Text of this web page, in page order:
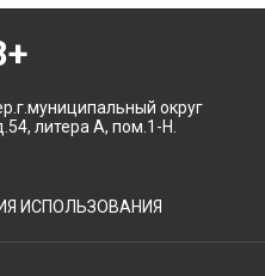
округ
литера А, пом.1-Н.
ИСПОЛЬЗОВАНИЯ